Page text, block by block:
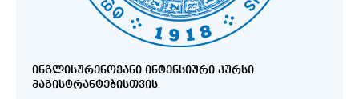
ᲘᲜᲒᲚᲘᲡᲣᲠᲔᲜᲝᲕᲐᲜᲘ ᲘᲜᲢᲔᲜᲡᲘᲣᲠᲘ ᲙᲣᲠᲡᲘ
ᲛᲐᲒᲘᲡᲢᲠᲐᲜᲢᲔᲑᲘᲡᲗᲕᲘᲡ